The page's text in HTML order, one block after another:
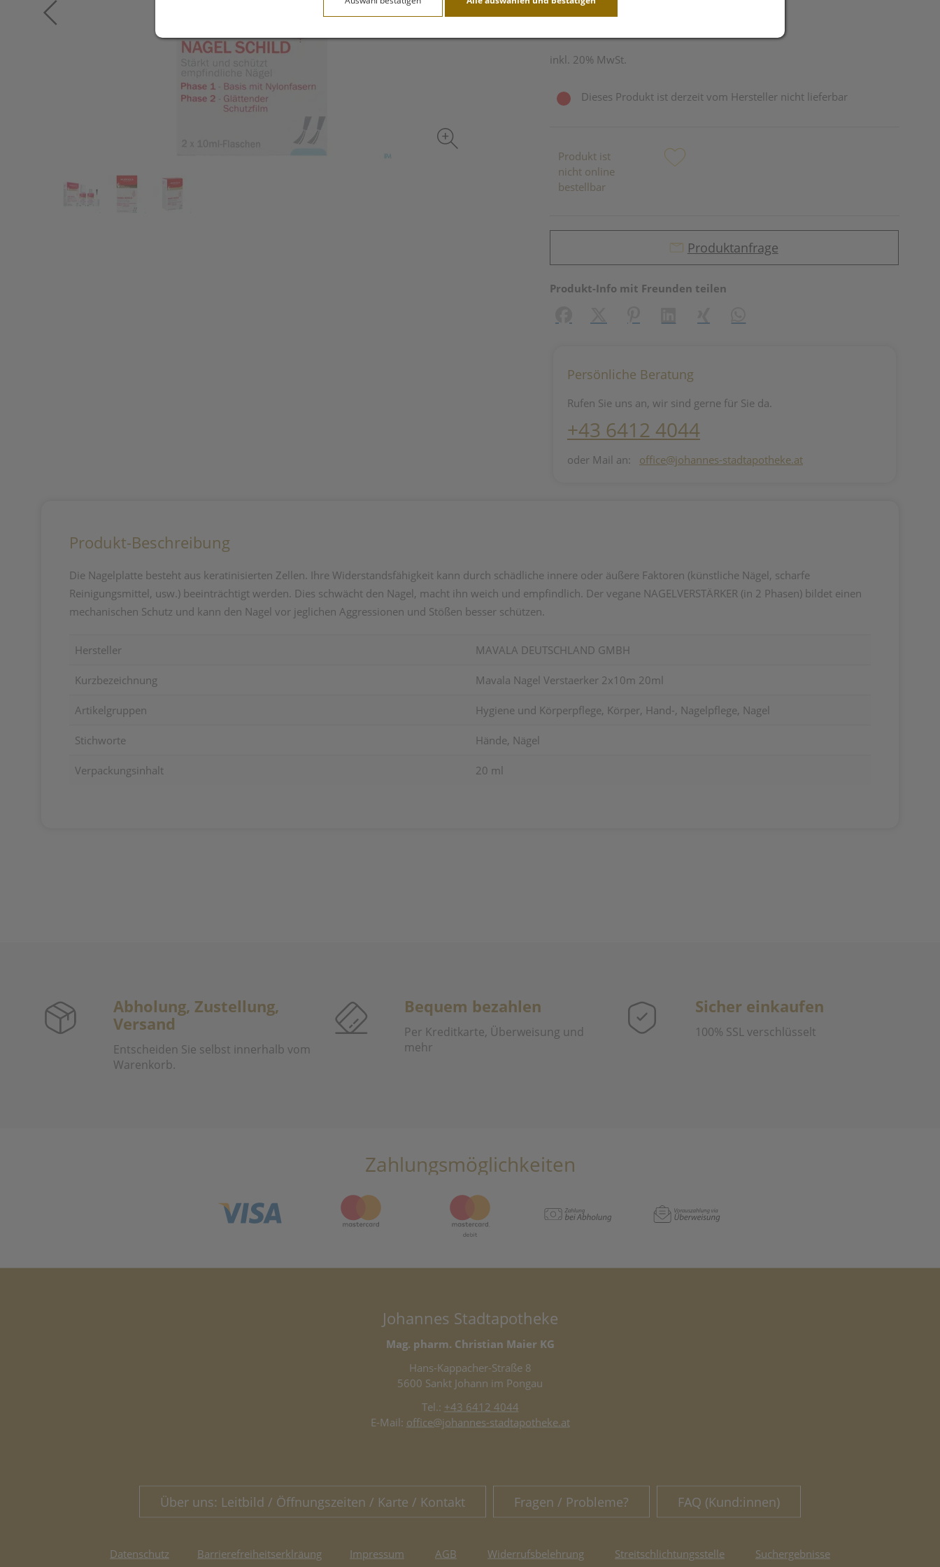
inkl. 20% MwSt.
Dieses Produkt ist derzeit vom Hersteller nicht lieferbar
Produkt ist
nicht online
bestellbar
Produktanfrage
Produkt-Info mit Freunden teilen
Persönliche Beratung
Rufen Sie uns an, wir sind gerne für Sie da.
+43 6412 4044
oder Mail an: office@johannes-stadtapotheke.at
Produkt-Beschreibung
Die Nagelplatte besteht aus keratinisierten Zellen. Ihre Widerstandsfähigkeit kann durch schädliche innere oder äußere Faktoren (künstliche Nägel, scharfe
Reinigungsmittel, usw.) beeinträchtigt werden. Dies schwächt den Nagel, macht ihn weich und empfindlich. Der vegane NAGELVERSTÄRKER (in 2 Phasen) bildet einen
mechanischen Schutz und kann den Nagel vor jeglichen Aggressionen und Stößen besser schützen.
Hersteller MAVALA DEUTSCHLAND GMBH
Kurzbezeichnung Mavala Nagel Verstaerker 2x10m 20ml
Artikelgruppen Hygiene und Körperpflege, Körper, Hand-, Nagelpflege, Nagel
Stichworte Hände, Nägel
Verpackungsinhalt 20 ml
Abholung, Zustellung,
Versand
Entscheiden Sie selbst innerhalb vom
Warenkorb.
Bequem bezahlen
Per Kreditkarte, Überweisung und
mehr
Sicher einkaufen
100% SSL verschlüsselt
Zahlungsmöglichkeiten
Johannes Stadtapotheke
Mag. pharm. Christian Maier KG
Hans-Kappacher-Straße 8
5600 Sankt Johann im Pongau
Tel.: +43 6412 4044
E-Mail: office@johannes-stadtapotheke.at
Über uns: Leitbild / Öffnungszeiten / Karte / Kontakt Fragen / Probleme? FAQ (Kund:innen)
Datenschutz Barrierefreiheitserklräung Impressum AGB Widerrufsbelehrung Streitschlichtungsstelle Suchergebnisse